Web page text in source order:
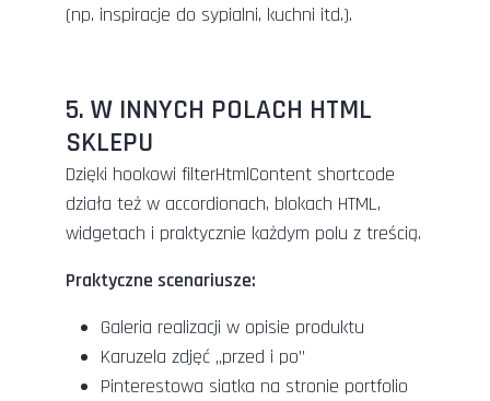
(np. inspiracje do sypialni, kuchni itd.).
5. W INNYCH POLACH HTML
SKLEPU
Dzięki hookowi filterHtmlContent shortcode
działa też w accordionach, blokach HTML,
widgetach i praktycznie każdym polu z treścią.
Praktyczne scenariusze:
Galeria realizacji w opisie produktu
Karuzela zdjęć „przed i po”
Pinterestowa siatka na stronie portfolio